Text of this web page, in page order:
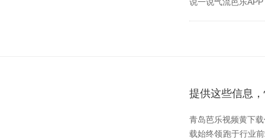
提供这些信息
青岛芭乐视频黄下载
载始终领跑于行业前